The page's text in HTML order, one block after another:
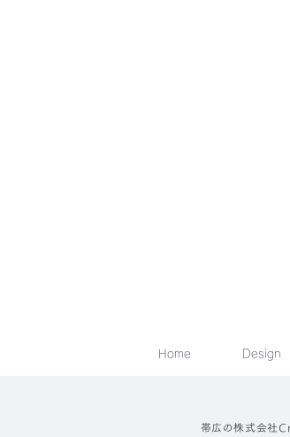
Home Design
帯広の株式会社